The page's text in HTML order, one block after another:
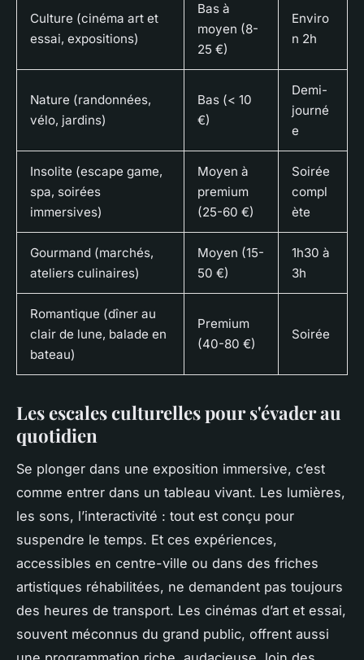
Culture (cinéma art et
essai, expositions)
Bas à
moyen (8-
25 €)
Enviro
n 2h
Nature (randonnées,
vélo, jardins)
Bas (< 10
€)
Demi-
journé
e
Insolite (escape game,
spa, soirées
immersives)
Moyen à
premium
(25-60 €)
Soirée
compl
ète
Gourmand (marchés,
ateliers culinaires)
Moyen (15-
50 €)
1h30 à
3h
Romantique (dîner au
clair de lune, balade en
bateau)
Premium
(40-80 €)
Soirée
Les escales culturelles pour s'évader au
quotidien
Se plonger dans une exposition immersive, c’est
comme entrer dans un tableau vivant. Les lumières,
les sons, l’interactivité : tout est conçu pour
suspendre le temps. Et ces expériences,
accessibles en centre-ville ou dans des friches
artistiques réhabilitées, ne demandent pas toujours
des heures de transport. Les cinémas d’art et essai,
souvent méconnus du grand public, offrent aussi